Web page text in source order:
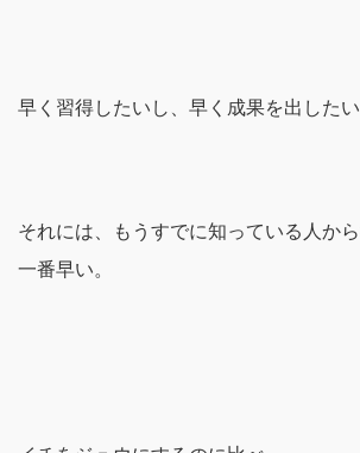
早く習得したいし、早く成果を出したい
それには、もうすでに知っている人か
一番早い。